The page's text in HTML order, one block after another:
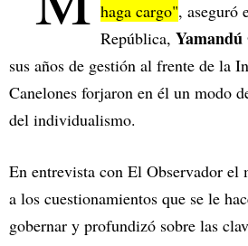
haga cargo", aseguró
República,
sus años de gestión al frente de la
Canelones forjaron en él un modo
del individualismo.
En entrevista con El Observador el
a los cuestionamientos que se le
gobernar y profundizó sobre las